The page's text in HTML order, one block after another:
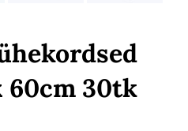
60cm 30tk